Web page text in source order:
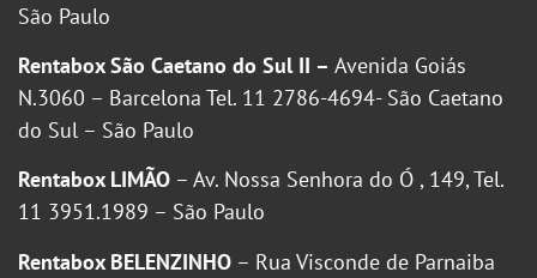
São Paulo
Rentabox São Caetano do Sul II – Avenida Goiás
N.3060 – Barcelona Tel. 11 2786-4694- São Caetano
do Sul – São Paulo
Rentabox LIMÃO – Av. Nossa Senhora do Ó , 149, Tel.
11 3951.1989 – São Paulo
Rentabox BELENZINHO – Rua Visconde de Parnaiba